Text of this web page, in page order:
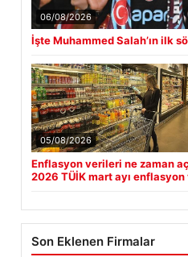
06/08/2026
İşte Muhammed Salah’ın ilk
05/08/2026
Enflasyon verileri ne zaman
2026 TÜİK mart ayı
Son Eklenen Firmalar